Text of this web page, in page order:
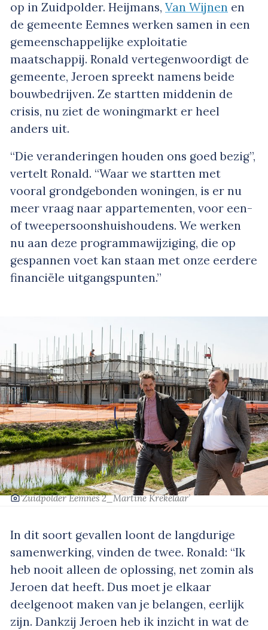
op in Zuidpolder. Heijmans, Van Wijnen en
de gemeente Eemnes werken samen in een
gemeenschappelijke exploitatie
maatschappij. Ronald vertegenwoordigt de
gemeente, Jeroen spreekt namens beide
bouwbedrijven. Ze startten middenin de
crisis, nu ziet de woningmarkt er heel
anders uit.
“Die veranderingen houden ons goed bezig”,
vertelt Ronald. “Waar we startten met
vooral grondgebonden woningen, is er nu
meer vraag naar appartementen, voor een-
of tweepersoonshuishoudens. We werken
nu aan deze programmawijziging, die op
gespannen voet kan staan met onze eerdere
financiële uitgangspunten.”
‘Zuidpolder Eemnes 2_Martine Krekelaar’
In dit soort gevallen loont de langdurige
samenwerking, vinden de twee. Ronald: “Ik
heb nooit alleen de oplossing, net zomin als
Jeroen dat heeft. Dus moet je elkaar
deelgenoot maken van je belangen, eerlijk
zijn. Dankzij Jeroen heb ik inzicht in wat de